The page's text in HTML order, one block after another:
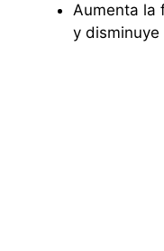
Aumenta la
y